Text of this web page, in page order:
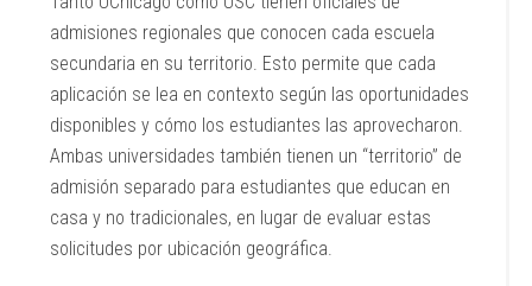
admisiones regionales que conocen cada escuela
secundaria en su territorio. Esto permite que cada
aplicación se lea en contexto según las oportunidades
disponibles y cómo los estudiantes las aprovecharon.
Ambas universidades también tienen un “territorio” de
admisión separado para estudiantes que educan en
casa y no tradicionales, en lugar de evaluar estas
solicitudes por ubicación geográfica.